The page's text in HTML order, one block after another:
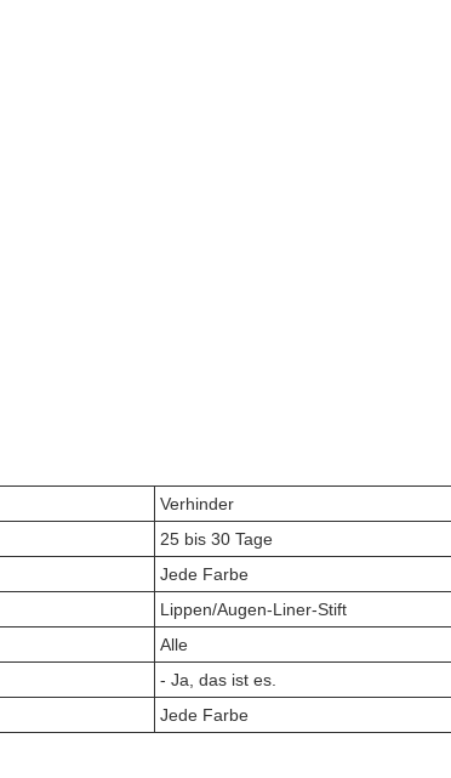
Verhinder
25 bis 30 Tage
Jede Farbe
Lippen/Augen-Liner-Stift
Alle
- Ja, das ist es.
Jede Farbe